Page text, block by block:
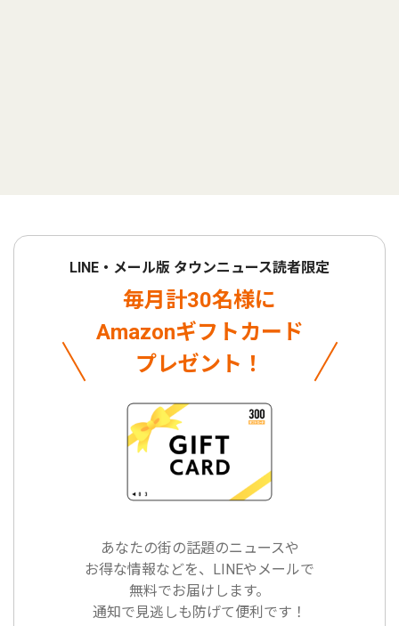
LINE・メール版 タウンニュース読者限定
毎月計30名様に
Amazonギフトカード
プレゼント！
あなたの街の話題のニュースや
お得な情報などを、LINEやメールで
無料でお届けします。
通知で見逃しも防げて便利です！